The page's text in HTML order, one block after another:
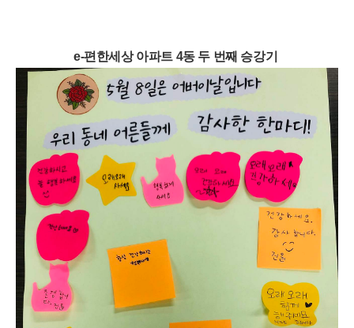
e-편한세상 아파트 4동 두 번째 승강기